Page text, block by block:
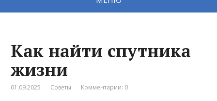
Как найти спутника
жизни
01.09.2025 Советы Комментарии: 0